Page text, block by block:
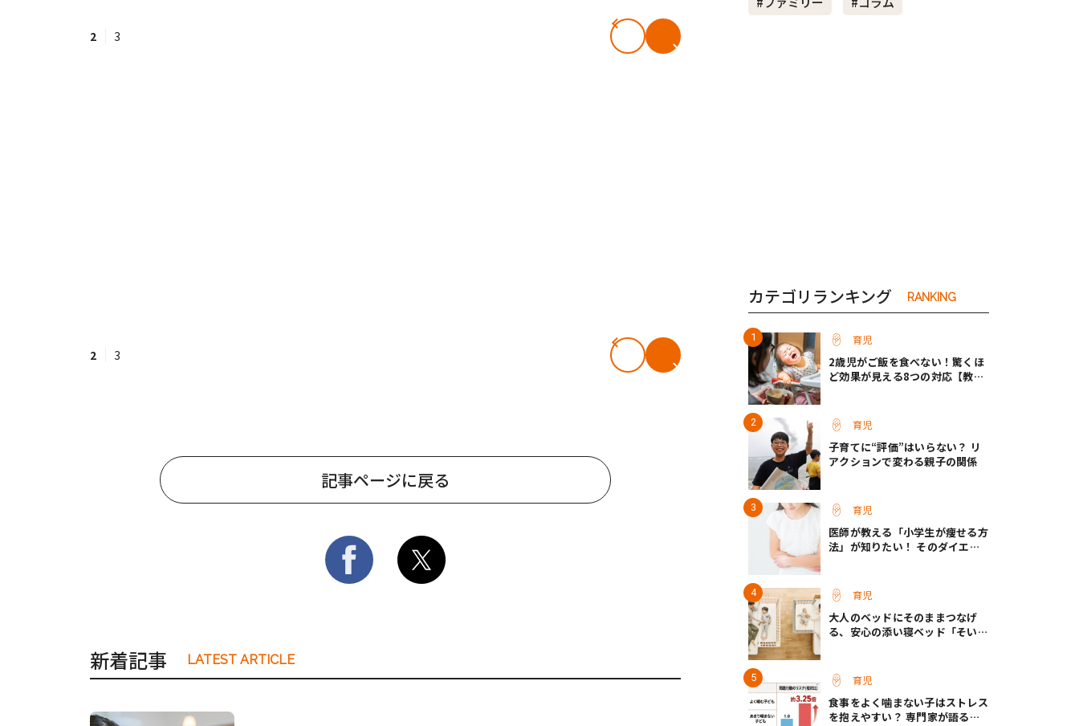
#マタニティニュース
2 3
2 3
記事ページに戻る
新着記事 LATEST ARTICLE
カテゴリランキング RANKING
育児
2歳児がご飯を食べない！驚くほ
ど効果が見える8つの対応【教え
育児
子育てに“評価”はいらない？ リ
アクションで変わる親子の関係
育児
医師が教える「小学生が痩せる方
法」が知りたい！ そのダイエッ
育児
大人のベッドにそのままつなげ
る、安心の添い寝ベッド「そいね
育児
食事をよく噛まない子はストレス
を抱えやすい？ 専門家が語る、